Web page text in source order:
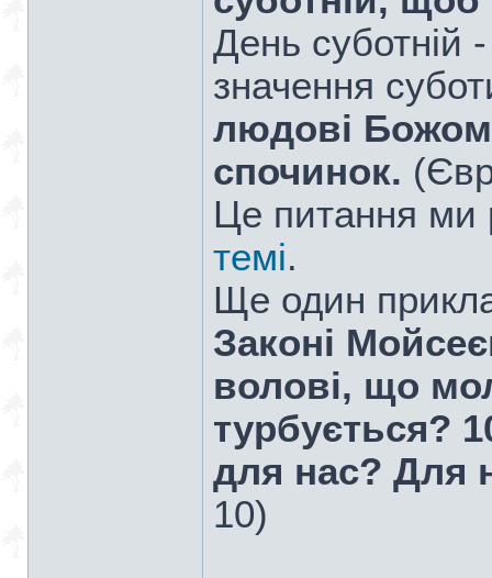
День суботній
значення
людові
спочинок.
Це питання ми
темі.
Ще один
Законі
волові, що
турбується?
для нас? Для
10)